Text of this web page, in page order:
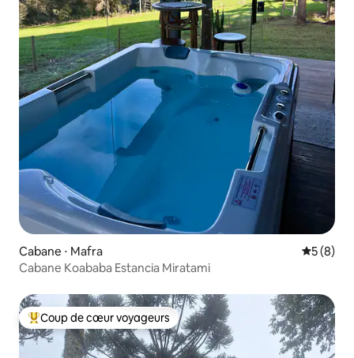
Cabane ⋅ Mafra
5 (8)
Cabane Koababa Estancia Miratami
Coups de cœur voyageurs les plus appréciés
Coup de cœur voyageurs